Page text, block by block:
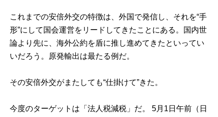
これまでの安倍外交の特徴は、外国で発信し、それを“手
形”にして国会運営をリードしてきたことにある。国内世
論より先に、海外公約を盾に推し進めてきたといってい
いだろう。原発輸出は最たる例だ。
その安倍外交がまたしても“仕掛けて”きた。
今度のターゲットは「法人税減税」だ。 5月1日午前（日